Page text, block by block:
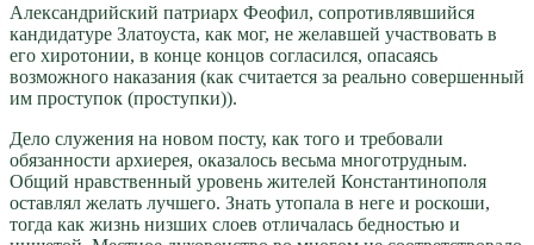
Александрийский патриарх Феофил, сопротивлявшийся
кандидатуре Златоуста, как мог, не желавшей участвовать в
его хиротонии, в конце концов согласился, опасаясь
возможного наказания (как считается за реально совершенный
им проступок (проступки)).
Дело служения на новом посту, как того и требовали
обязанности архиерея, оказалось весьма многотрудным.
Общий нравственный уровень жителей Константинополя
оставлял желать лучшего. Знать утопала в неге и роскоши,
тогда как жизнь низших слоев отличалась бедностью и